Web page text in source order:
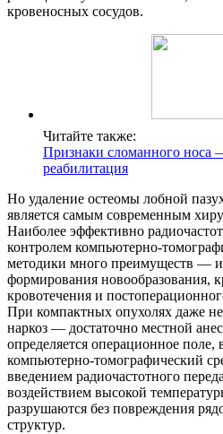
кровеносных сосудов.
Читайте также:
Признаки сломанного носа
реабилитация
Но удаление остеомы лобной
является самым современным
Наиболее эффективно
контролем компьютерно-
методики много преимуществ —
формирования новообразования,
кровотечения и
При компактных опухолях даже
наркоз — достаточно местной
определяется операционное
компьютерно-томографический
введением радиочастотного
воздействием высокой
разрушаются без повреждения
структур.